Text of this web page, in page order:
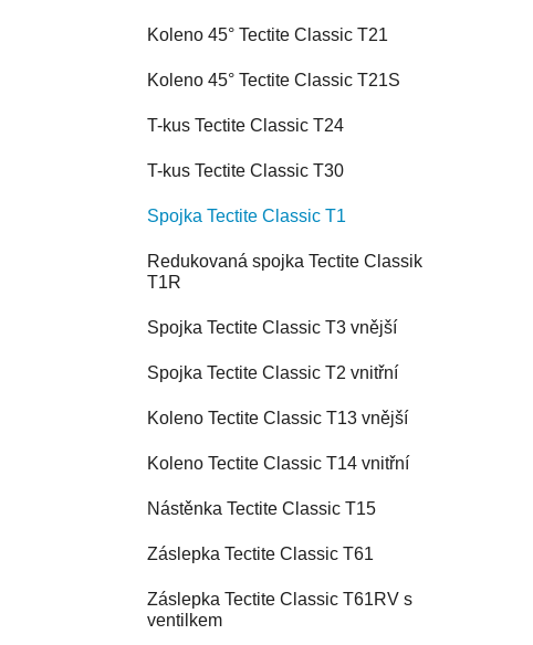
Koleno 45° Tectite Classic T21
Koleno 45° Tectite Classic T21S
T-kus Tectite Classic T24
T-kus Tectite Classic T30
Spojka Tectite Classic T1
Redukovaná spojka Tectite Classik
T1R
Spojka Tectite Classic T3 vnější
Spojka Tectite Classic T2 vnitřní
Koleno Tectite Classic T13 vnější
Koleno Tectite Classic T14 vnitřní
Nástěnka Tectite Classic T15
Záslepka Tectite Classic T61
Záslepka Tectite Classic T61RV s
ventilkem